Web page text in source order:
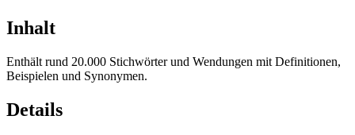
Inhalt
Enthält rund 20.000 Stichwörter und Wendungen mit Definitionen,
Beispielen und Synonymen.
Details